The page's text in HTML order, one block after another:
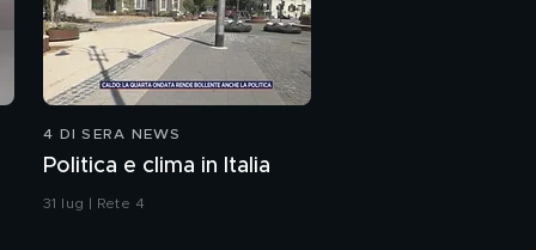
Grande Fratello Vip,
questa sera in prima
serata su Canale 5
4 DI SERA NEWS
Politica e clima in Italia
31 lug | Rete 4